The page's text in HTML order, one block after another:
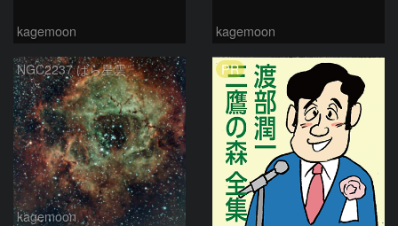
kagemoon kagemoon
NGC2237 ばら星雲
kagemoon
PR